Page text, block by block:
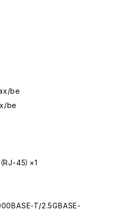
be
be
RJ-45）×1
T/2.5GBASE-